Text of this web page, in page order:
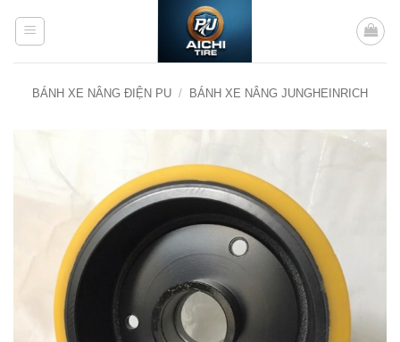
BÁNH XE NÂNG ĐIỆN PU / BÁNH XE NÂNG JUNGHEINRICH